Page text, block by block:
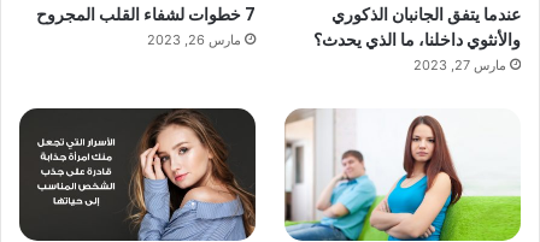
عندما يتفق الجانبان الذكوري
والأنثوي داخلنا، ما الذي يحدث؟
مارس 27, 2023
7 خطوات لشفاء القلب المجروح
مارس 26, 2023